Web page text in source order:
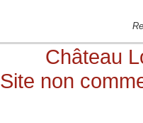
Château
Site non